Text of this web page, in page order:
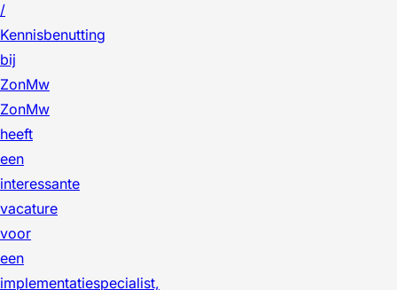
/
Kennisbenutting
bij
ZonMw
ZonMw
heeft
een
interessante
vacature
voor
een
implementatiespecialist,